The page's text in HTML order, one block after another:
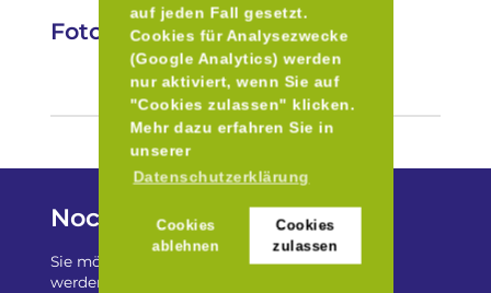
auf jeden Fall gesetzt.
Cookies für Analysezwecke
(Google Analytics) werden
nur aktiviert, wenn Sie auf
"Cookies zulassen" klicken.
Mehr dazu erfahren Sie in
unserer
Datenschutzerklärung
Cookies
ablehnen
Cookies
zulassen
Fotos
Noch Fragen?
Sie möchten auf „Besser Regional“ gelistet
werden? Oder haben Sie einen Freizeittip zu